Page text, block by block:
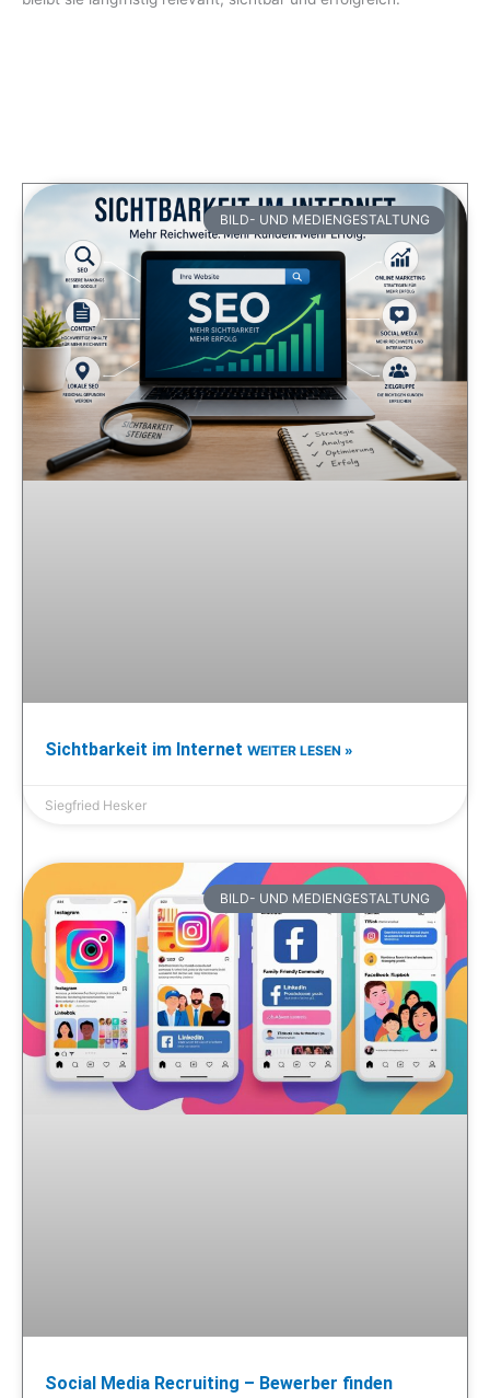
BILD- UND MEDIENGESTALTUNG
Sichtbarkeit im Internet WEITER LESEN »
Siegfried Hesker
BILD- UND MEDIENGESTALTUNG
Social Media Recruiting – Bewerber finden